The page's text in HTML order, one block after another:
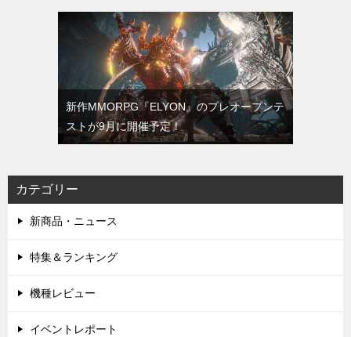
新作MMORPG『ELYON』のプレオープンテ
ストが9月に開催予定！
カテゴリー
新商品・ニュース
特集＆ランキング
機種レビュー
イベントレポート